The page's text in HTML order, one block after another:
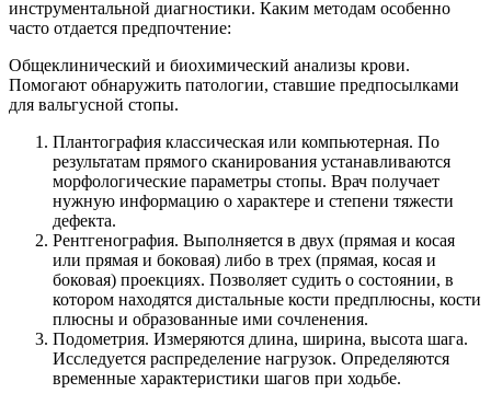
инструментальной диагностики. Каким методам особенно
часто отдается предпочтение:
Общеклинический и биохимический анализы крови.
Помогают обнаружить патологии, ставшие предпосылками
для вальгусной стопы.
Плантография классическая или компьютерная. По
результатам прямого сканирования устанавливаются
морфологические параметры стопы. Врач получает
нужную информацию о характере и степени тяжести
дефекта.
Рентгенография. Выполняется в двух (прямая и косая
или прямая и боковая) либо в трех (прямая, косая и
боковая) проекциях. Позволяет судить о состоянии, в
котором находятся дистальные кости предплюсны, кости
плюсны и образованные ими сочленения.
Подометрия. Измеряются длина, ширина, высота шага.
Исследуется распределение нагрузок. Определяются
временные характеристики шагов при ходьбе.